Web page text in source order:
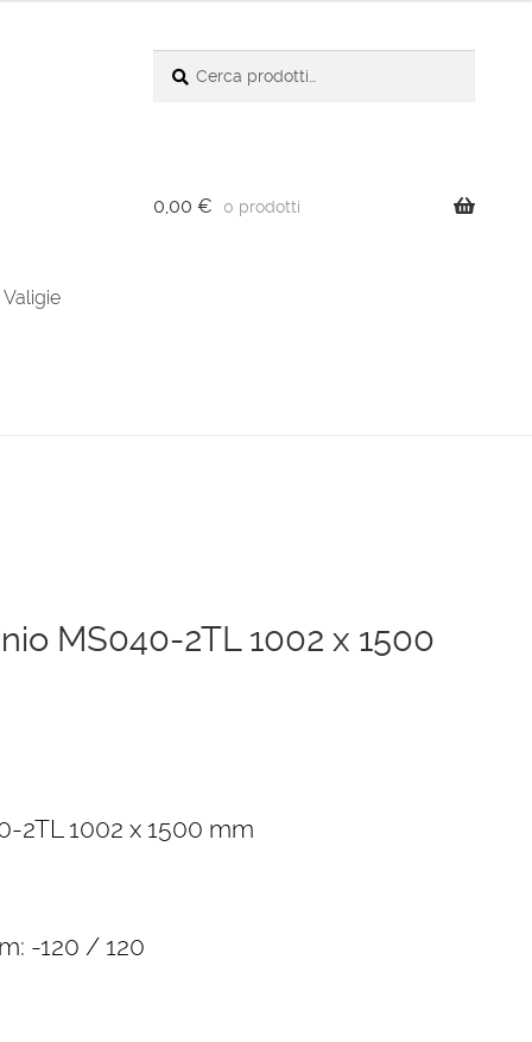
Valigie
0,00 € 0 prodotti
MS040-2TL 1002 x 1500
2TL 1002 x 1500 mm
-120 / 120